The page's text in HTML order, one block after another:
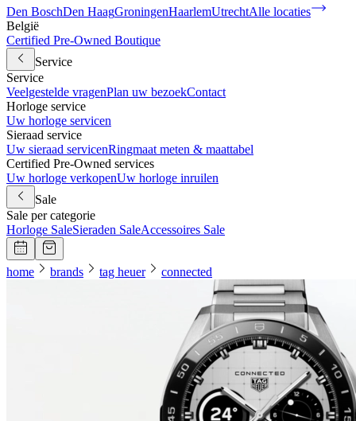
Den BoschDen HaagGroningenHaarlemUtrechtAlle locaties
België
Certified Pre-Owned Boutique
Service
Service
Veelgestelde vragenPlan uw bezoekContact
Horloge service
Uw horloge servicen
Sieraad service
Uw sieraad servicenRingmaat meten & maattabel
Certified Pre-Owned services
Uw horloge verkopenUw horloge inruilen
Sale
Sale per categorie
Horloge SaleSieraden SaleAccessoires Sale
home brands tag heuer connected